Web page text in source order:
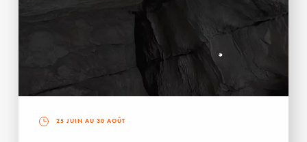
25 JUIN AU 30 AOÛT